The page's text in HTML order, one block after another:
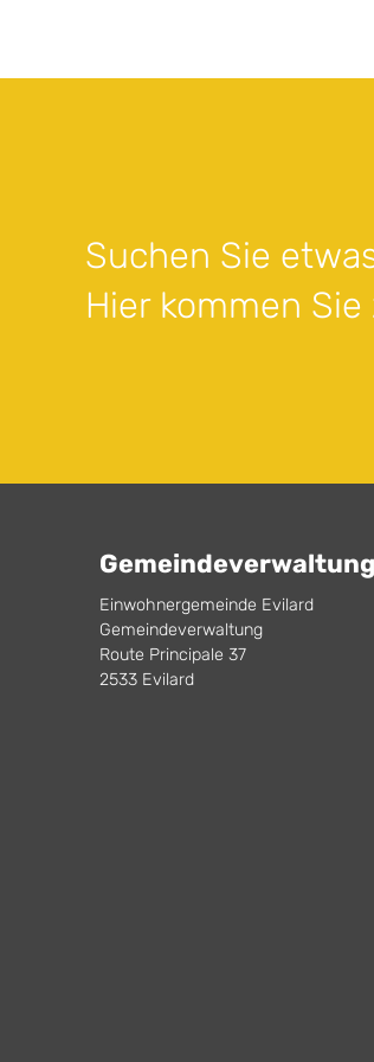
Suchen Sie
Hier kommen
Gemeindeverwaltung
Einwohnergemeinde Evilard
Gemeindeverwaltung
Route Principale 37
2533 Evilard